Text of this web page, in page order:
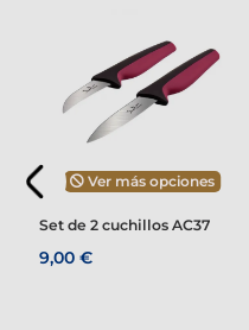
Ver más opciones
Set de 2 cuchillos AC37
9,00 €